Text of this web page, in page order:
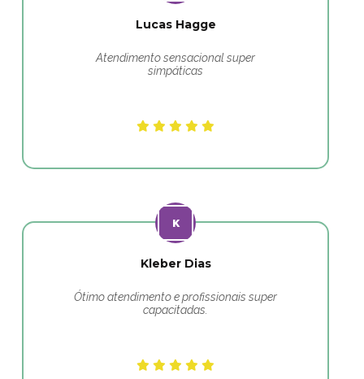
Lucas Hagge
Atendimento sensacional super
simpáticas
Kleber Dias
Ótimo atendimento e profissionais super
capacitadas.